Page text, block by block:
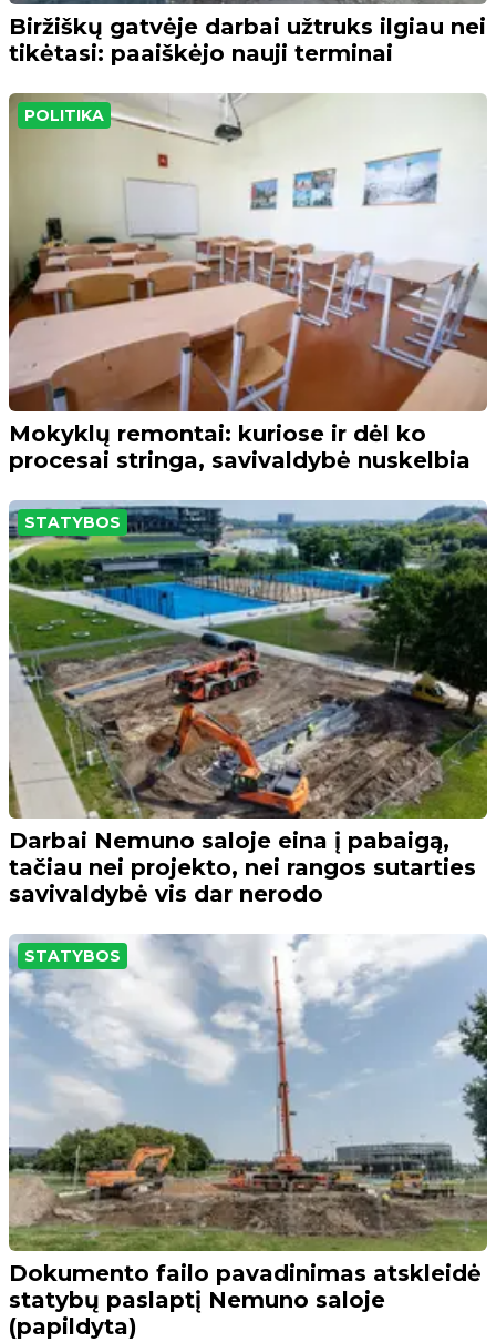
Biržiškų gatvėje darbai užtruks ilgiau nei
tikėtasi: paaiškėjo nauji terminai
POLITIKA
Mokyklų remontai: kuriose ir dėl ko
procesai stringa, savivaldybė nuskelbia
STATYBOS
Darbai Nemuno saloje eina į pabaigą,
tačiau nei projekto, nei rangos sutarties
savivaldybė vis dar nerodo
STATYBOS
Dokumento failo pavadinimas atskleidė
statybų paslaptį Nemuno saloje
(papildyta)